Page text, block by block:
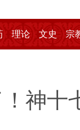
理论 文史 宗
神十